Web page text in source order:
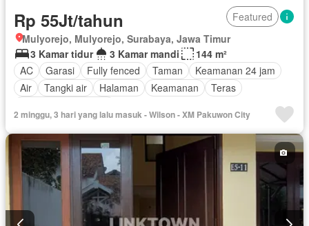
Rp 55Jt/tahun
Featured
Mulyorejo, Mulyorejo, Surabaya, Jawa Timur
3 Kamar tidur
3 Kamar mandi
144 m²
AC
Garasi Fully fenced Taman
Keamanan 24 jam
Air
Tangki air Halaman Keamanan
Teras
2 minggu, 3 hari yang lalu masuk - Wilson - XM Pakuwon City